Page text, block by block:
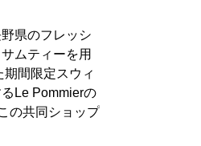
県のフレッシ
ムティーを用
間限定スウィ
Le Pommierの
の共同ショップ